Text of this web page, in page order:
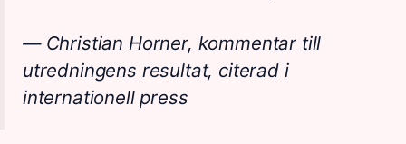
— Christian Horner, kommentar till
utredningens resultat, citerad i
internationell press